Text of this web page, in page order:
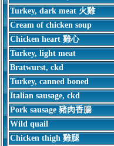
Turkey, dark meat 火雞
Cream of chicken soup
Chicken heart 雞心
Turkey, light meat
Bratwurst, ckd
Turkey, canned boned
Italian sausage, ckd
Pork sausage 豬肉香腸
Wild quail
Chicken thigh 雞腿